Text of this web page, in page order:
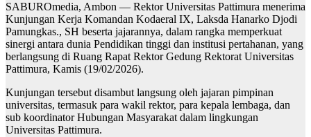
SABUROmedia, Ambon — Rektor Universitas Pattimura menerima
Kunjungan Kerja Komandan Kodaeral IX, Laksda Hanarko Djodi
Pamungkas., SH beserta jajarannya, dalam rangka memperkuat
sinergi antara dunia Pendidikan tinggi dan institusi pertahanan, yang
berlangsung di Ruang Rapat Rektor Gedung Rektorat Universitas
Pattimura, Kamis (19/02/2026).
Kunjungan tersebut disambut langsung oleh jajaran pimpinan
universitas, termasuk para wakil rektor, para kepala lembaga, dan
sub koordinator Hubungan Masyarakat dalam lingkungan
Universitas Pattimura.